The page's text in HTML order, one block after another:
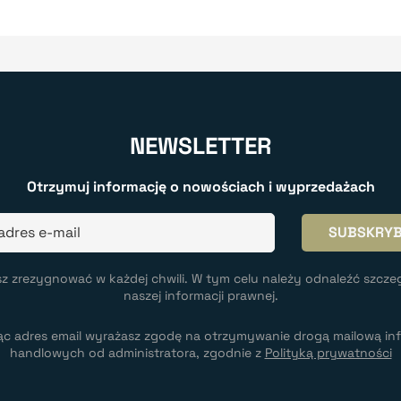
NEWSLETTER
Otrzymuj informację o nowościach i wyprzedażach
zrezygnować w każdej chwili. W tym celu należy odnaleźć
naszej informacji prawnej.
adres email wyrażasz zgodę na otrzymywanie drogą mailową
handlowych od administratora, zgodnie z Polityką prywatności